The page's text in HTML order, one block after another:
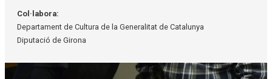
Col·labora:
Departament de Cultura de la Generalitat de Catalunya
Diputació de Girona